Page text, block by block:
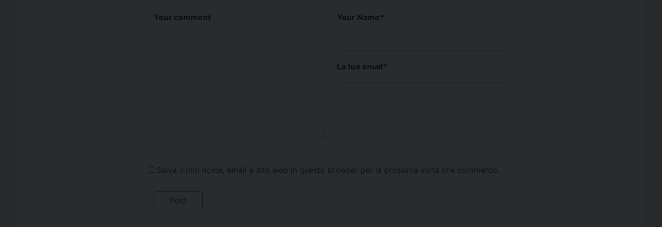
Your comment Your Name*
La tua email*
Salva il mio nome, email e sito web in questo browser per la prossima volta che commento.